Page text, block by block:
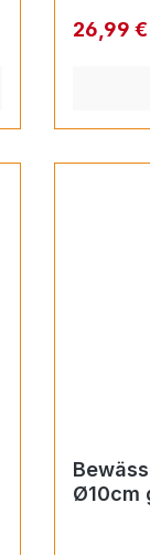
26,99 €
Ø10cm